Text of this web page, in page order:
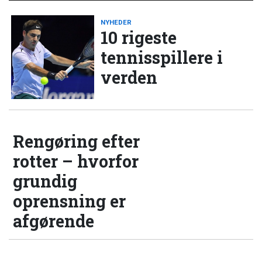
NYHEDER
10 rigeste
tennisspillere i
verden
Rengøring efter
rotter – hvorfor
grundig
oprensning er
afgørende